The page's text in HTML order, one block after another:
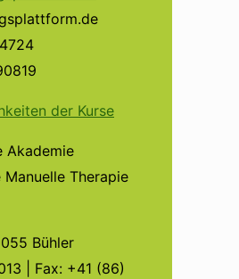
der Kurse
Akademie
Therapie
Bühler
| Fax: +41 (86)